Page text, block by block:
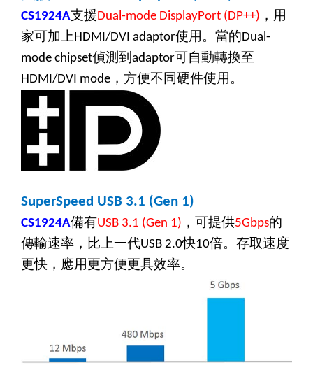
CS1924A支援Dual-mode DisplayPort (DP++) ，用
家可加上HDMI/DVI adaptor使用。當的Dual-
mode chipset偵測到 adaptor可自動轉換至
HDMI/DVI mode ，方便不同硬件使用。
SuperSpeed USB 3.1 (Gen 1)
CS1924A備有USB 3.1 (Gen 1) ，可提供5Gbps的
傳輸速率，比上一代USB 2.0快10倍。存取速度
更快，應用更方便更具效率。